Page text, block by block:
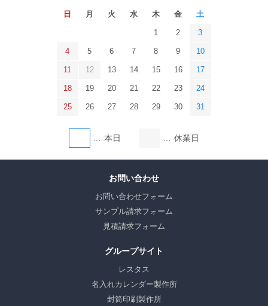
日 月 火 水 木 金 土
1 2 3
4 5 6 7 8 9 10
11 12 13 14 15 16 17
18 19 20 21 22 23 24
25 26 27 28 29 30 31
本日 休業日
お問い合わせ
お問い合わせフォーム
サンプル請求フォーム
見積請求フォーム
グループサイト
レスタス
名入れカレンダー製作所
封筒印刷製作所